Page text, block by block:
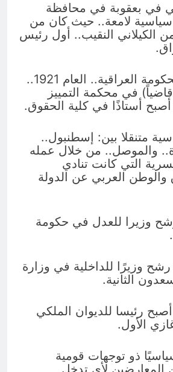
في بعقوبة في محافظة
سياسية لامعة.. حيث كان من
الكيلاني النقيب.. أول رئيس
ـ عند تأسيس الحكومة العراقية.. العام 1921..
في محكمة التمييز
أصبح أستاذًا في كلية الحقوق.
متنقلا بين: إسطنبول..
والموصل.. من خلال عمله
التي كانت تنادي
والوطن العربي عن الدولة
العام 1924 رشح وزيرا للعدل في حكومة
العام 1925.. رشح وزيرًا للداخلية في وزارة
الثانية.
أصبح رئيسا للديوان الملكي
الأول.
ذو توجهات قومية
المعارضين لأي تدخل